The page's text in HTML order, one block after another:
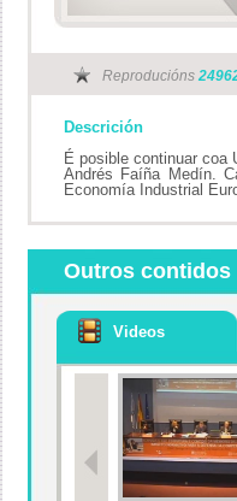
Reproducións
Descrición
É posible continuar coa
Andrés Faíña Medín.
Economía Industrial
Outros contidos
Videos